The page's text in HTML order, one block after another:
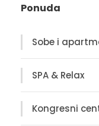
Ponuda
Sobe i
SPA & Relax
Kongresni